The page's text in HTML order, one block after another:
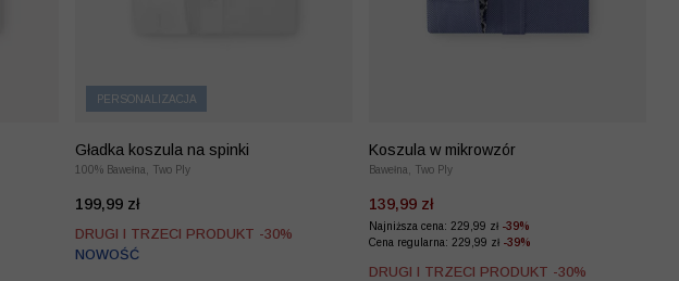
PERSONALIZACJA
Gładka koszula na spinki
100% Bawełna, Two Ply
199,99 zł
DRUGI I TRZECI PRODUKT -30%
NOWOŚĆ
Koszula w mikrowzór
Bawełna, Two Ply
139,99 zł
Najniższa cena: 229,99 zł -39%
Cena regularna: 229,99 zł -39%
DRUGI I TRZECI PRODUKT -30%